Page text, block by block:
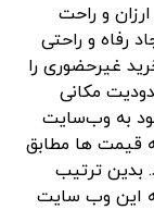
و راحت
رفاه و راحتی
غیر‌حضوری را
مکانی
خود به وب‌سایت
قیمت ها مطابق
بدین ترتیب
این وب سایت